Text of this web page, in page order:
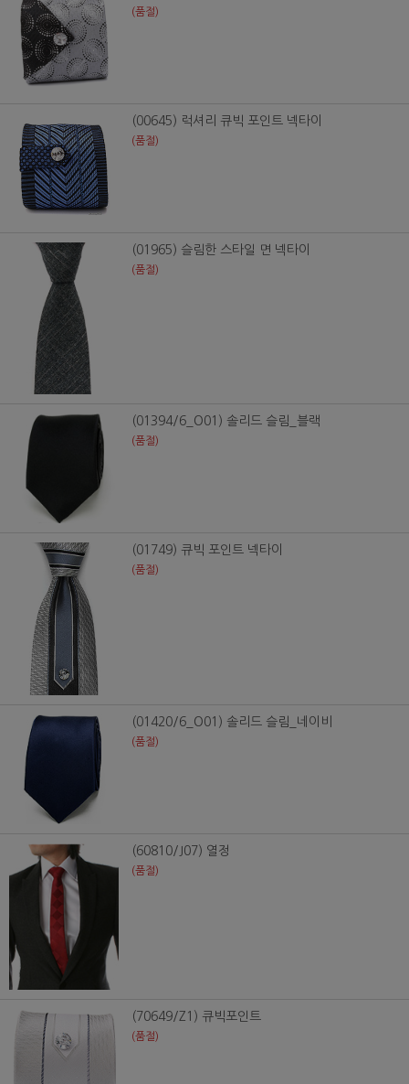
(품절)
(00645) 럭셔리 큐빅 포인트 넥타이
(품절)
(01965) 슬림한 스타일 면 넥타이
(품절)
(01394/6_O01) 솔리드 슬림_블랙
(품절)
(01749) 큐빅 포인트 넥타이
(품절)
(01420/6_O01) 솔리드 슬림_네이비
(품절)
(60810/J07) 열정
(품절)
(70649/Z1) 큐빅포인트
(품절)